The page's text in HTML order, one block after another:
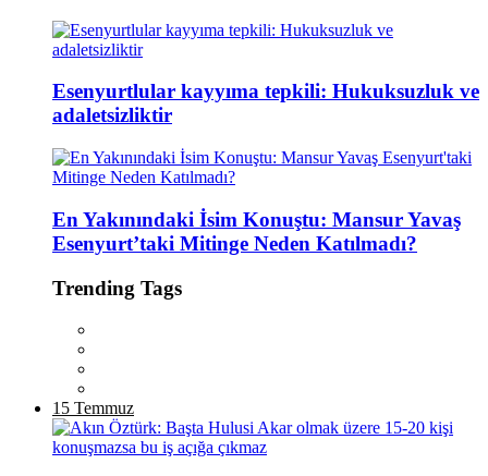
Esenyurtlular kayyıma tepkili: Hukuksuzluk ve
adaletsizliktir
En Yakınındaki İsim Konuştu: Mansur Yavaş
Esenyurt’taki Mitinge Neden Katılmadı?
Trending Tags
15 Temmuz